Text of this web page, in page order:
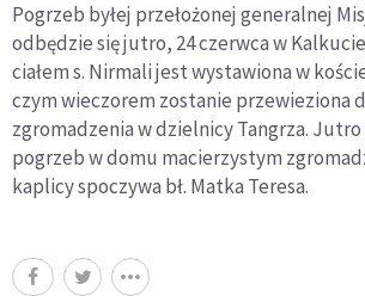
Pogrzeb byłej przełożonej generalnej
odbędzie się jutro, 24 czerwca w
ciałem s. Nirmali jest wystawiona w
czym wieczorem zostanie przewieziona
zgromadzenia w dzielnicy Tangrza. Jutro
pogrzeb w domu macierzystym
kaplicy spoczywa bł. Matka Teresa.